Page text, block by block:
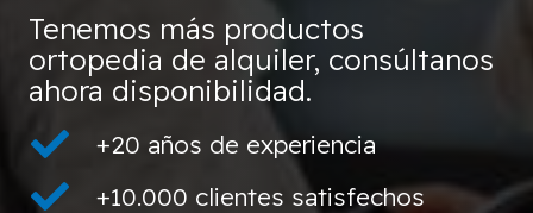
Tenemos más productos
ortopedia de alquiler, consúltanos
ahora disponibilidad.
+20 años de experiencia
+10.000 clientes satisfechos